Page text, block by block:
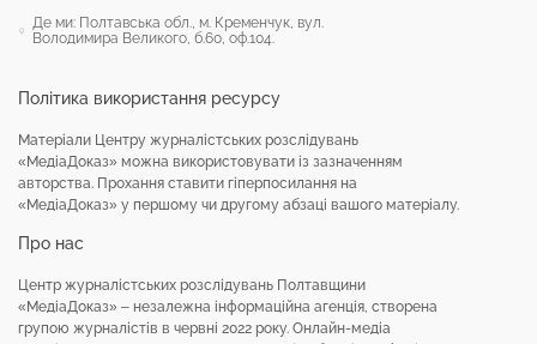
Про нас
Центр журналістських розслідувань Полтавщини
«МедіаДоказ» – незалежна інформаційна агенція, створена
групою журналістів в червні 2022 року. Онлайн-медіа
Політика використання ресурсу
Матеріали Центру журналістських розслідувань
«МедіаДоказ» можна використовувати із зазначенням
авторства. Прохання ставити гіперпосилання на
«МедіаДоказ» у першому чи другому абзаці вашого матеріалу.
Де ми: Полтавська обл., м. Кременчук, вул.
Володимира Великого, б.60, оф.104.